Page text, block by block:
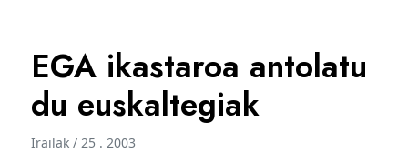
EGA ikastaroa antolatu
du euskaltegiak
Irailak / 25 . 2003